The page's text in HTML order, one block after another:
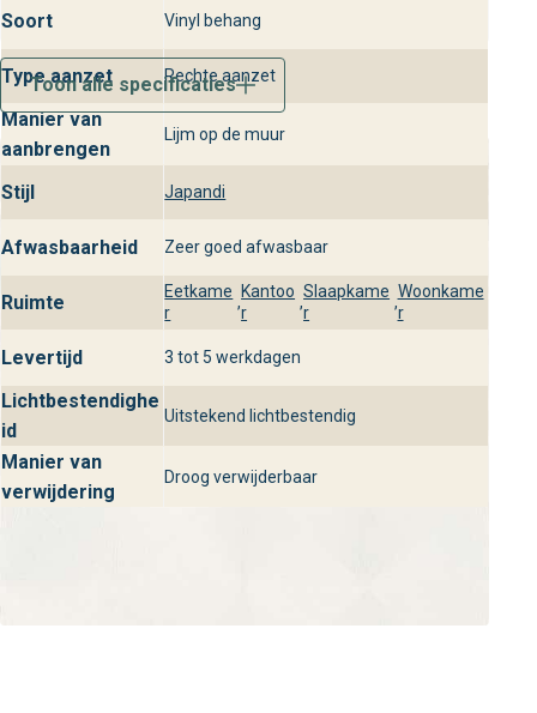
Perception
Ontdek het Perception behang uit de Perception collectie
in onze winkels van behangplaza. Laat je adviseren over
de tinten en het stijlvolle design dat perfect past bij jouw
interieur. Kom langs in een van onze winkels en ervaar de
Soort Vinyl behang
Type aanzet Rechte aanzet
Manier van
aanbrengen
Lijm op de muur
Stijl Japandi
Afwasbaarheid Zeer goed afwasbaar
Ruimte
Eetkame
r
,
Kantoo
r
,
Slaapkame
r
,
Woonkame
r
Levertijd 3 tot 5 werkdagen
Lichtbestendighe
id
Uitstekend lichtbestendig
Manier van
verwijdering
Droog verwijderbaar
Toon alle specificaties